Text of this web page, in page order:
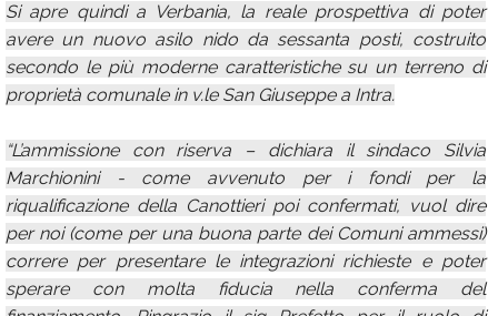
Si apre quindi a Verbania, la reale prospettiva di poter
avere un nuovo asilo nido da sessanta posti, costruito
secondo le più moderne caratteristiche su un terreno di
proprietà comunale in v.le San Giuseppe a Intra.
“L’ammissione con riserva – dichiara il sindaco Silvia
Marchionini - come avvenuto per i fondi per la
riqualificazione della Canottieri poi confermati, vuol dire
per noi (come per una buona parte dei Comuni ammessi)
correre per presentare le integrazioni richieste e poter
sperare con molta fiducia nella conferma del